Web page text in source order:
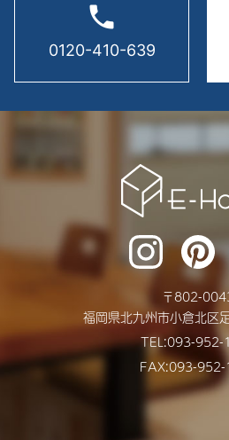
2024年12月
2024年6月
2024年3月
phone
0120-410-639
〒802-
福岡県北九州市小倉北区
TEL:093-952-
FAX:093-952-